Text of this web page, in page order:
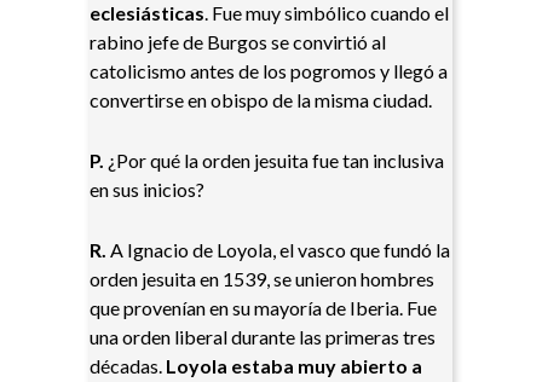
eclesiásticas. Fue muy simbólico cuando el
rabino jefe de Burgos se convirtió al
catolicismo antes de los pogromos y llegó a
convertirse en obispo de la misma ciudad.
P. ¿Por qué la orden jesuita fue tan inclusiva
en sus inicios?
R. A Ignacio de Loyola, el vasco que fundó la
orden jesuita en 1539, se unieron hombres
que provenían en su mayoría de Iberia. Fue
una orden liberal durante las primeras tres
décadas. Loyola estaba muy abierto a